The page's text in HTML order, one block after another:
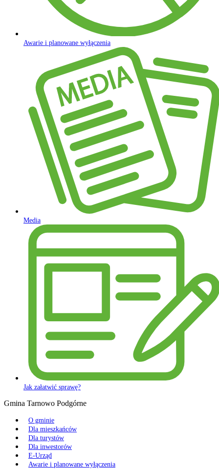
Awarie i planowane wyłączenia
Media
Jak załatwić sprawę?
Gmina Tarnowo Podgórne
O gminie
Dla mieszkańców
Dla turystów
Dla inwestorów
E-Urząd
Awarie i planowane wyłączenia